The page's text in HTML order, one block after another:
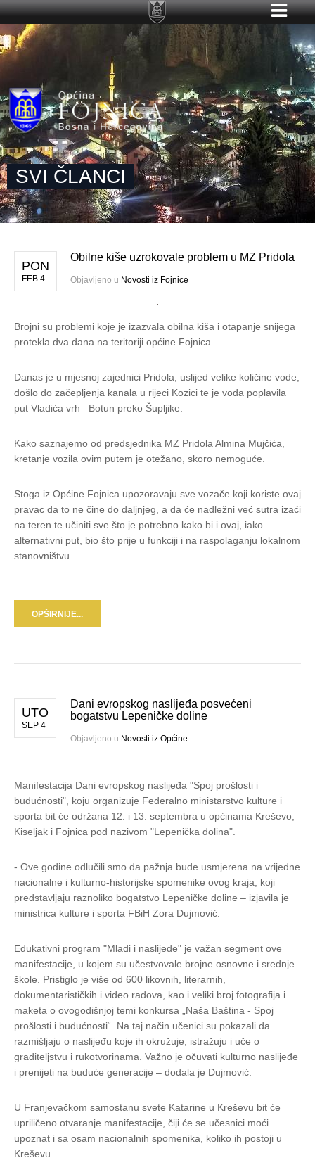
SVI ČLANCI
PON
FEB 4
Obilne kiše uzrokovale problem u MZ Pridola
Objavljeno u Novosti iz Fojnice
Brojni su problemi koje je izazvala obilna kiša i otapanje snijega
protekla dva dana na teritoriji općine Fojnica.
Danas je u mjesnoj zajednici Pridola, uslijed velike količine vode,
došlo do začepljenja kanala u rijeci Kozici te je voda poplavila
put Vladića vrh –Botun preko Šupljike.
Kako saznajemo od predsjednika MZ Pridola Almina Mujčića,
kretanje vozila ovim putem je otežano, skoro nemoguće.
Stoga iz Općine Fojnica upozoravaju sve vozače koji koriste ovaj
pravac da to ne čine do daljnjeg, a da će nadležni već sutra izaći
na teren te učiniti sve što je potrebno kako bi i ovaj, iako
alternativni put, bio što prije u funkciji i na raspolaganju lokalnom
stanovništvu.
OPŠIRNIJE...
UTO
SEP 4
Dani evropskog naslijeđa posvećeni
bogatstvu Lepeničke doline
Objavljeno u Novosti iz Općine
Manifestacija Dani evropskog naslijeđa "Spoj prošlosti i
budućnosti", koju organizuje Federalno ministarstvo kulture i
sporta bit će održana 12. i 13. septembra u općinama Kreševo,
Kiseljak i Fojnica pod nazivom "Lepenička dolina".
- Ove godine odlučili smo da pažnja bude usmjerena na vrijedne
nacionalne i kulturno-historijske spomenike ovog kraja, koji
predstavljaju raznoliko bogatstvo Lepeničke doline – izjavila je
ministrica kulture i sporta FBiH Zora Dujmović.
Edukativni program "Mladi i naslijeđe" je važan segment ove
manifestacije, u kojem su učestvovale brojne osnovne i srednje
škole. Pristiglo je više od 600 likovnih, literarnih,
dokumentarističkih i video radova, kao i veliki broj fotografija i
maketa o ovogodišnjoj temi konkursa „Naša Baština - Spoj
prošlosti i budućnosti“. Na taj način učenici su pokazali da
razmišljaju o naslijeđu koje ih okružuje, istražuju i uče o
graditeljstvu i rukotvorinama. Važno je očuvati kulturno naslijeđe
i prenijeti na buduće generacije – dodala je Dujmović.
U Franjevačkom samostanu svete Katarine u Kreševu bit će
upriličeno otvaranje manifestacije, čiji će se učesnici moći
upoznat i sa osam nacionalnih spomenika, koliko ih postoji u
Kreševu.